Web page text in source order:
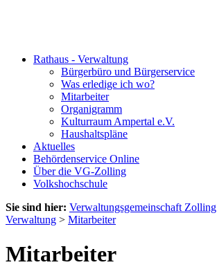
Rathaus - Verwaltung
Bürgerbüro und Bürgerservice
Was erledige ich wo?
Mitarbeiter
Organigramm
Kulturraum Ampertal e.V.
Haushaltspläne
Aktuelles
Behördenservice Online
Über die VG-Zolling
Volkshochschule
Sie sind hier: Verwaltungsgemeinschaft Zolling
Verwaltung > Mitarbeiter
Mitarbeiter